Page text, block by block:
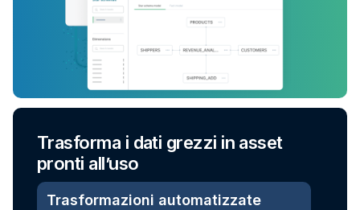
Trasforma i dati grezzi in asset
pronti all’uso
Trasformazioni automatizzate